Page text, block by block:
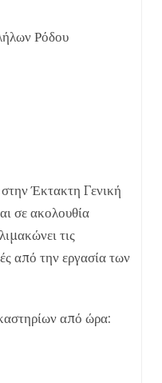
Ρόδου
Έκτακτη Γενική
σε ακολουθία
τις
από την εργασία των
από ώρα: